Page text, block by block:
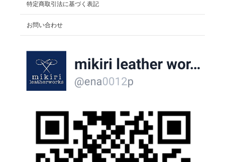
特定商取引法に基づく表記
お問い合わせ